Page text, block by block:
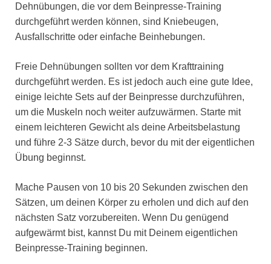
Dehnübungen, die vor dem Beinpresse-Training
durchgeführt werden können, sind Kniebeugen,
Ausfallschritte oder einfache Beinhebungen.
Freie Dehnübungen sollten vor dem Krafttraining
durchgeführt werden. Es ist jedoch auch eine gute Idee,
einige leichte Sets auf der Beinpresse durchzuführen,
um die Muskeln noch weiter aufzuwärmen. Starte mit
einem leichteren Gewicht als deine Arbeitsbelastung
und führe 2-3 Sätze durch, bevor du mit der eigentlichen
Übung beginnst.
Mache Pausen von 10 bis 20 Sekunden zwischen den
Sätzen, um deinen Körper zu erholen und dich auf den
nächsten Satz vorzubereiten. Wenn Du genügend
aufgewärmt bist, kannst Du mit Deinem eigentlichen
Beinpresse-Training beginnen.